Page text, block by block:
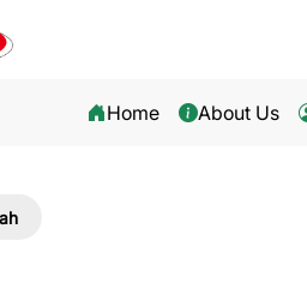
Home About Us